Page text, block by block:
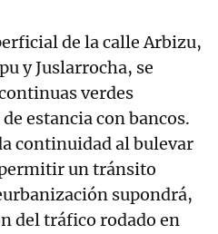
de la calle Arbizu,
y Juslarrocha, se
verdes
estancia con bancos.
continuidad al bulevar
un tránsito
supondrá,
del tráfico rodado en